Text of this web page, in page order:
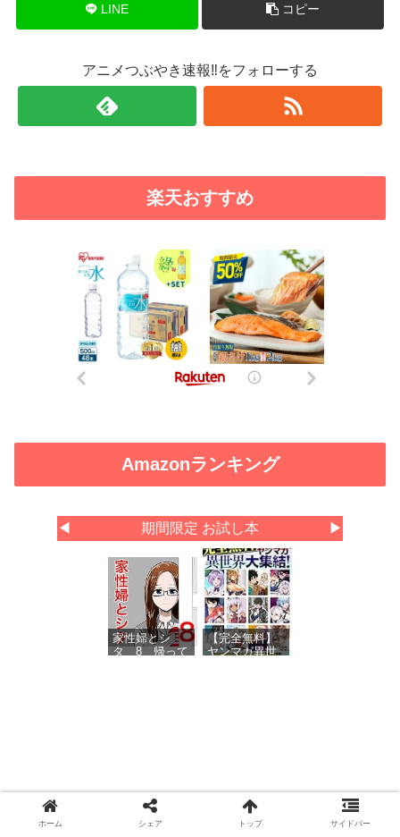
LINE コピー
アニメつぶやき速報‼をフォローする
楽天おすすめ
Amazonランキング
◀ 期間限定 お試し本 ▶
家性婦とシ
タ 8 帰って
【完全無料】
ヤンマガ異世
スポンサーリンク
ホーム シェア トップ サイドバー